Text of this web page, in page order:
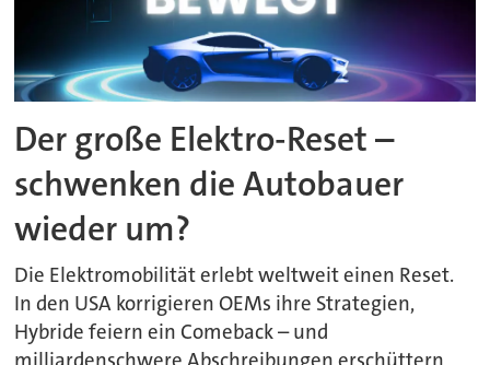
Der große Elektro-Reset –
schwenken die Autobauer
wieder um?
Die Elektromobilität erlebt weltweit einen Reset.
In den USA korrigieren OEMs ihre Strategien,
Hybride feiern ein Comeback – und